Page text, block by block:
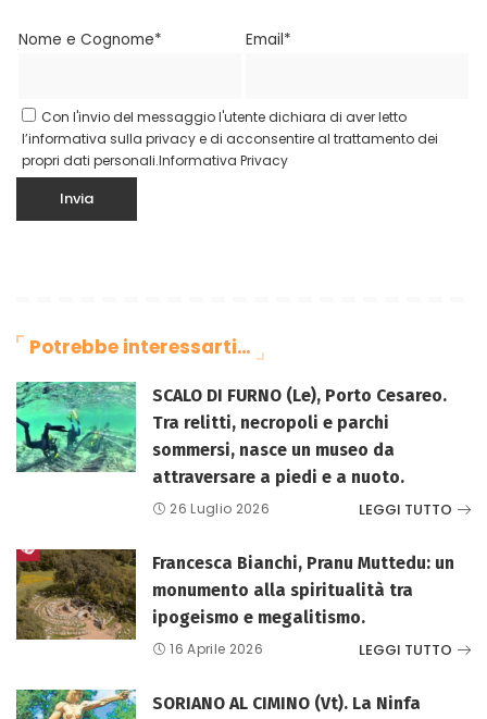
Nome e Cognome* Email*
Con l'invio del messaggio l'utente dichiara di aver letto
l’informativa sulla privacy e di acconsentire al trattamento dei
propri dati personali.Informativa Privacy
Potrebbe interessarti…
SCALO DI FURNO (Le), Porto Cesareo.
Tra relitti, necropoli e parchi
sommersi, nasce un museo da
attraversare a piedi e a nuoto.
26 Luglio 2026 LEGGI TUTTO
Francesca Bianchi, Pranu Muttedu: un
monumento alla spiritualità tra
ipogeismo e megalitismo.
16 Aprile 2026 LEGGI TUTTO
SORIANO AL CIMINO (Vt). La Ninfa